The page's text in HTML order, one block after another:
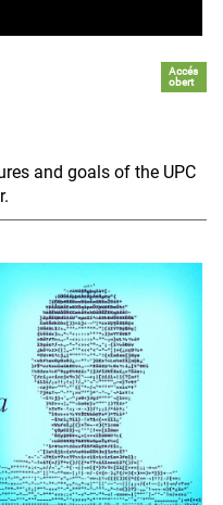
Accés
obert
and goals of the UPC